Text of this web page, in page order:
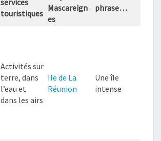
services
touristiques
Mascareign
es
phrase…
Activités sur
terre, dans
l’eau et
dans les airs
Ile de La
Réunion
Une île
intense